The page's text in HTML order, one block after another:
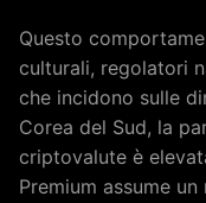
Questo
culturali, regolatori
che incidono sulle
Corea del Sud, la
criptovalute è
Premium assume